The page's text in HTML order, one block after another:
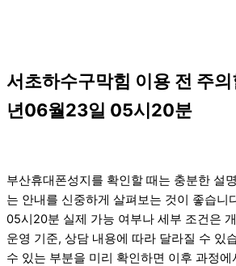
서초하수구막힘 이용 전 주
년06월23일 05시20분
부산휴대폰성지를 확인할 때는 충분한 설
는 안내를 신중하게 살펴보는 것이 좋습니
05시20분 실제 가능 여부나 세부 조건은
운영 기준, 상담 내용에 따라 달라질 수 있
수 있는 부분을 미리 확인하면 이후 과정